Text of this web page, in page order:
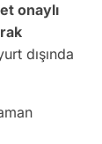
onaylı
dışında